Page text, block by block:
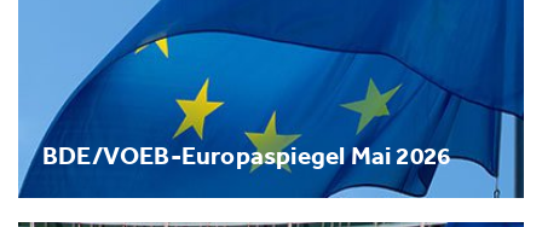
BDE/VOEB-Europaspiegel Mai 2026